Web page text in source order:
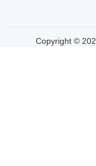
Copyright ©